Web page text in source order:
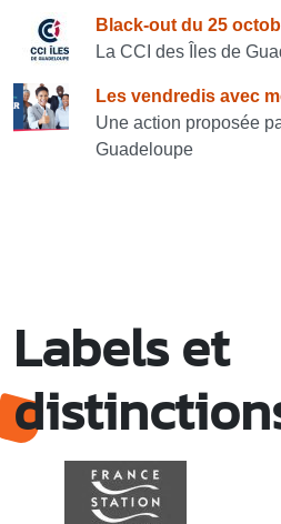
Black-out du 25
La CCI des Îles de
Les vendredis avec
Une action proposée
Guadeloupe
Labels et